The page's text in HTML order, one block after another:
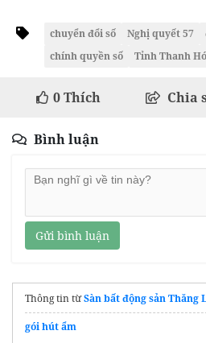
chuyển đổi số Nghị quyết 57
chính quyền số
Tỉnh Thanh
0Thích Chia
Bình luận
Gửi bình luận
Thông tin từSàn bất động sản Thăng
gói hút ẩm